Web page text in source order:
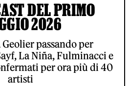
DEL PRIMO
2026
passando per
La Niña, Fulminacci e
per ora più di 40
artisti